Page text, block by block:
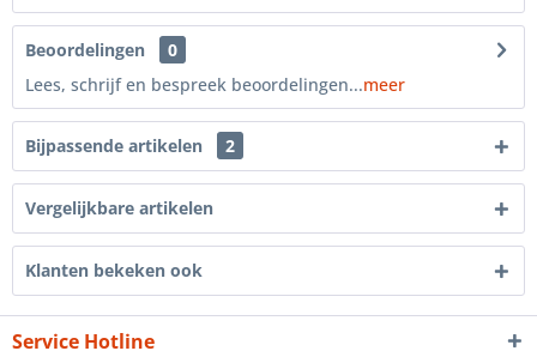
Beoordelingen
0
Lees, schrijf en bespreek beoordelingen...meer
Bijpassende artikelen 2
Vergelijkbare artikelen
Klanten bekeken ook
Service Hotline